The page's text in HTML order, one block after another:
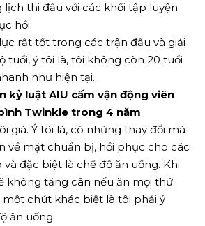
lịch thi đấu với các khối tập luyện
hồi.
lực rất tốt trong các trận đấu và giải
tuổi, ý tôi là, tôi không còn 20 tuổi
như hiện tại.
kỷ luật AIU cấm vận động viên
Twinkle trong 4 năm
già. Ý tôi là, có những thay đổi mà
về mặt chuẩn bị, hồi phục cho các
đặc biệt là chế độ ăn uống. Khi
không tăng cân nếu ăn mọi thứ.
chút khác biệt là tôi phải ý
ăn uống.